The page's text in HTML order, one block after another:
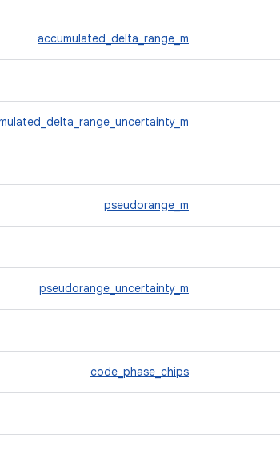
accumulated_delta_range_m
pseudorange_m
pseudorange_uncertainty_m
code_phase_chips